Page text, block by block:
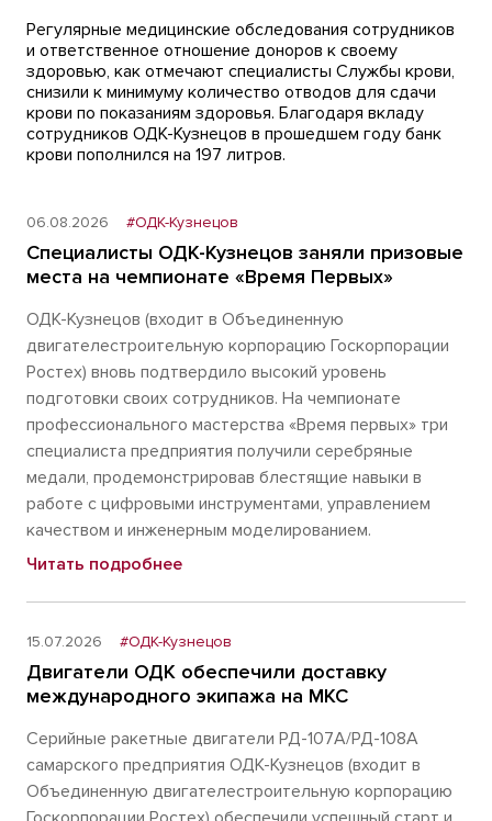
Регулярные медицинские обследования сотрудников
и ответственное отношение доноров к своему
здоровью, как отмечают специалисты Службы крови,
снизили к минимуму количество отводов для сдачи
крови по показаниям здоровья. Благодаря вкладу
сотрудников ОДК-Кузнецов в прошедшем году банк
крови пополнился на 197 литров.
06.08.2026 #ОДК-Кузнецов
Специалисты ОДК-Кузнецов заняли призовые
места на чемпионате «Время Первых»
ОДК-Кузнецов (входит в Объединенную
двигателестроительную корпорацию Госкорпорации
Ростех) вновь подтвердило высокий уровень
подготовки своих сотрудников. На чемпионате
профессионального мастерства «Время первых» три
специалиста предприятия получили серебряные
медали, продемонстрировав блестящие навыки в
работе с цифровыми инструментами, управлением
качеством и инженерным моделированием.
Читать подробнее
15.07.2026 #ОДК-Кузнецов
Двигатели ОДК обеспечили доставку
международного экипажа на МКС
Серийные ракетные двигатели РД-107А/РД-108А
самарского предприятия ОДК-Кузнецов (входит в
Объединенную двигателестроительную корпорацию